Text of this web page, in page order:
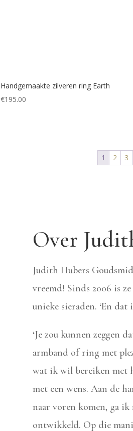
Handgemaakte zilveren ring Earth
€195.00
1 2 3
Over
Judith Hubers
vreemd! Sinds 2006 is
unieke sieraden. ‘En dat
‘Je zou kunnen zeggen
armband of ring met
wat ik wil bereiken met
met een wens. Aan de
naar voren komen, ga
ontwikkeld. Op die